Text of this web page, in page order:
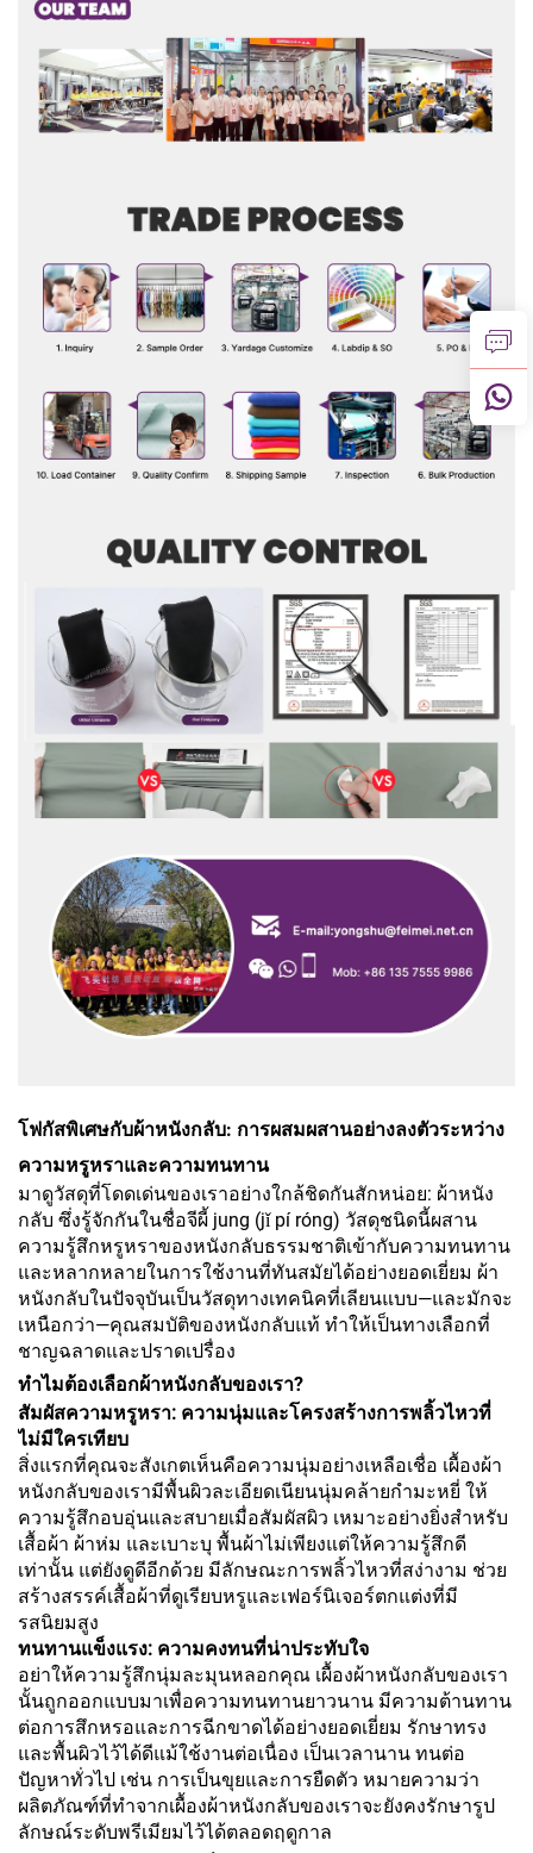
โฟกัสพิเศษกับผ้าหนังกลับ: การผสมผสานอย่างลงตัวระหว่าง
ความหรูหราและความทนทาน
มาดูวัสดุที่โดดเด่นของเราอย่างใกล้ชิดกันสักหน่อย: ผ้าหนัง
กลับ ซึ่งรู้จักกันในชื่อจีผี้ jung (jǐ pí róng) วัสดุชนิดนี้ผสาน
ความรู้สึกหรูหราของหนังกลับธรรมชาติเข้ากับความทนทาน
และหลากหลายในการใช้งานที่ทันสมัยได้อย่างยอดเยี่ยม ผ้า
หนังกลับในปัจจุบันเป็นวัสดุทางเทคนิคที่เลียนแบบ—และมักจะ
เหนือกว่า—คุณสมบัติของหนังกลับแท้ ทำให้เป็นทางเลือกที่
ชาญฉลาดและปราดเปรื่อง
ทำไมต้องเลือกผ้าหนังกลับของเรา?
สัมผัสความหรูหรา: ความนุ่มและโครงสร้างการพลิ้วไหวที่
ไม่มีใครเทียบ
สิ่งแรกที่คุณจะสังเกตเห็นคือความนุ่มอย่างเหลือเชื่อ เผื้องผ้า
หนังกลับของเรามีพื้นผิวละเอียดเนียนนุ่มคล้ายกำมะหยี่ ให้
ความรู้สึกอบอุ่นและสบายเมื่อสัมผัสผิว เหมาะอย่างยิ่งสำหรับ
เสื้อผ้า ผ้าห่ม และเบาะบุ พื้นผ้าไม่เพียงแต่ให้ความรู้สึกดี
เท่านั้น แต่ยังดูดีอีกด้วย มีลักษณะการพลิ้วไหวที่สง่างาม ช่วย
สร้างสรรค์เสื้อผ้าที่ดูเรียบหรูและเฟอร์นิเจอร์ตกแต่งที่มี
รสนิยมสูง
ทนทานแข็งแรง: ความคงทนที่น่าประทับใจ
อย่าให้ความรู้สึกนุ่มละมุนหลอกคุณ เผื้องผ้าหนังกลับของเรา
นั้นถูกออกแบบมาเพื่อความทนทานยาวนาน มีความต้านทาน
ต่อการสึกหรอและการฉีกขาดได้อย่างยอดเยี่ยม รักษาทรง
และพื้นผิวไว้ได้ดีแม้ใช้งานต่อเนื่อง เป็นเวลานาน ทนต่อ
ปัญหาทั่วไป เช่น การเป็นขุยและการยืดตัว หมายความว่า
ผลิตภัณฑ์ที่ทำจากเผื้องผ้าหนังกลับของเราจะยังคงรักษารูป
ลักษณ์ระดับพรีเมียมไว้ได้ตลอดฤดูกาล